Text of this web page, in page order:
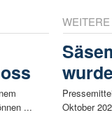
...
Oktober